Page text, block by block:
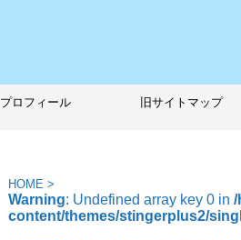
プロフィール 旧サイトマップ
HOME >
Warning: Undefined array key 0 in /
content/themes/stingerplus2/